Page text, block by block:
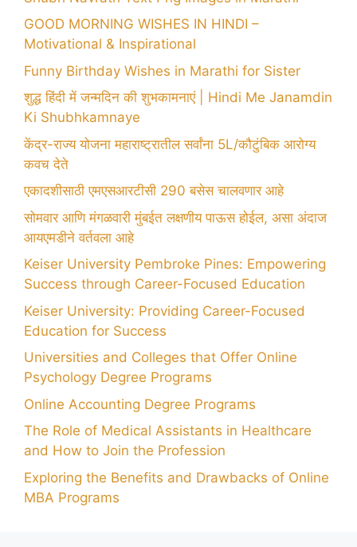
GOOD MORNING WISHES IN HINDI –
Motivational & Inspirational
Funny Birthday Wishes in Marathi for Sister
शुद्ध हिंदी में जन्मदिन की शुभकामनाएं | Hindi Me Janamdin
Ki Shubhkamnaye
केंद्र-राज्य योजना महाराष्ट्रातील सर्वांना 5L/कौटुंबिक आरोग्य
कवच देते
एकादशीसाठी एमएसआरटीसी 290 बसेस चालवणार आहे
सोमवार आणि मंगळवारी मुंबईत लक्षणीय पाऊस होईल, असा अंदाज
आयएमडीने वर्तवला आहे
Keiser University Pembroke Pines: Empowering
Success through Career-Focused Education
Keiser University: Providing Career-Focused
Education for Success
Universities and Colleges that Offer Online
Psychology Degree Programs
Online Accounting Degree Programs
The Role of Medical Assistants in Healthcare
and How to Join the Profession
Exploring the Benefits and Drawbacks of Online
MBA Programs